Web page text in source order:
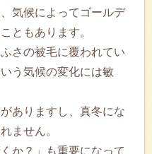
気候によってゴールデ
ともあります。
さの被毛に覆われてい
う気候の変化には敏
ありますし、真冬にな
ません。
か？」も重要になって